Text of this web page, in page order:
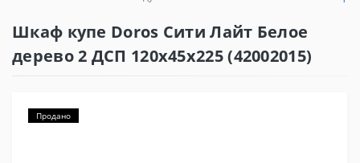
Шкаф купе Doros Сити Лайт Белое
дерево 2 ДСП 120х45х225 (42002015)
Продано